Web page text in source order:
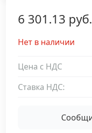
Дюбельная
6 301.13 руб.
Нет в наличии
Цена с НДС
Ставка НДС: